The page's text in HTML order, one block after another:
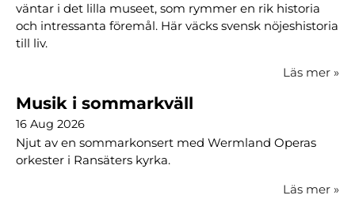
väntar i det lilla museet, som rymmer en rik historia
och intressanta föremål. Här väcks svensk nöjeshistoria
till liv.
Läs mer »
Musik i sommarkväll
16 Aug 2026
Njut av en sommarkonsert med Wermland Operas
orkester i Ransäters kyrka.
Läs mer »